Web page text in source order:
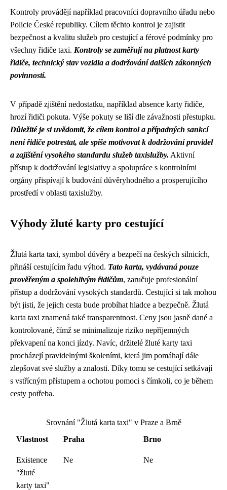
Kontroly provádějí například pracovníci dopravního úřadu nebo
Policie České republiky. Cílem těchto kontrol je zajistit
bezpečnost a kvalitu služeb pro cestující a férové podmínky pro
všechny řidiče taxi. Kontroly se zaměřují na platnost karty
řidiče, technický stav vozidla a dodržování dalších zákonných
povinností.
V případě zjištění nedostatku, například absence karty řidiče,
hrozí řidiči pokuta. Výše pokuty se liší dle závažnosti přestupku.
Důležité je si uvědomit, že cílem kontrol a případných sankcí
není řidiče potrestat, ale spíše motivovat k dodržování pravidel
a zajištění vysokého standardu služeb taxislužby. Aktivní
přístup k dodržování legislativy a spolupráce s kontrolními
orgány přispívají k budování důvěryhodného a prosperujícího
prostředí v oblasti taxislužby.
Výhody žluté karty pro cestující
Žlutá karta taxi, symbol důvěry a bezpečí na českých silnicích,
přináší cestujícím řadu výhod. Tato karta, vydávaná pouze
prověřeným a spolehlivým řidičům, zaručuje profesionální
přístup a dodržování vysokých standardů. Cestující si tak mohou
být jisti, že jejich cesta bude probíhat hladce a bezpečně. Žlutá
karta taxi znamená také transparentnost. Ceny jsou jasně dané a
kontrolované, čímž se minimalizuje riziko nepříjemných
překvapení na konci jízdy. Navíc, držitelé žluté karty taxi
procházejí pravidelnými školeními, která jim pomáhají dále
zlepšovat své služby a znalosti. Díky tomu se cestující setkávají
s vstřícným přístupem a ochotou pomoci s čímkoli, co je během
cesty potřeba.
Srovnání "Žlutá karta taxi" v Praze a Brně
Vlastnost
Praha Brno
Existence
"žluté
karty taxi"
Ne Ne